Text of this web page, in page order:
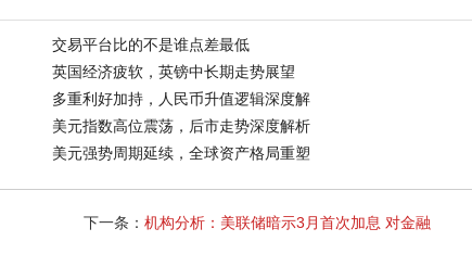
交易平台比的不是谁点差最低
英国经济疲软，英镑中长期走势展望
多重利好加持，人民币升值逻辑深度解
美元指数高位震荡，后市走势深度解析
美元强势周期延续，全球资产格局重塑
下一条： 机构分析：美联储暗示3月首次加息 对金融